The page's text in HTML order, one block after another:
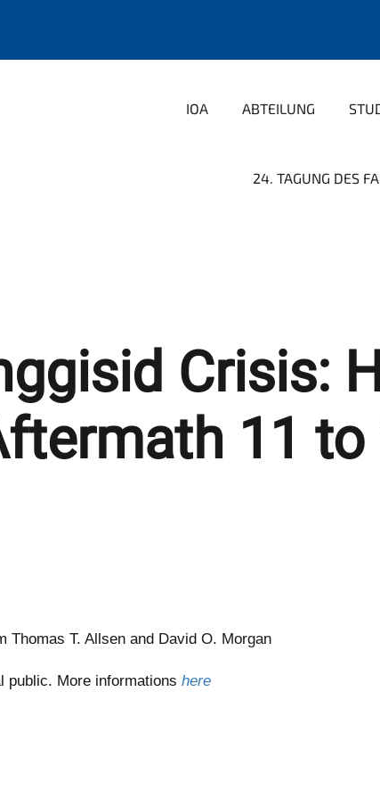
IOA ABTEILUNG
24. TAGUNG DES
Crisis:
11 to
Thomas T. Allsen and David O. Morgan
public. More informations here